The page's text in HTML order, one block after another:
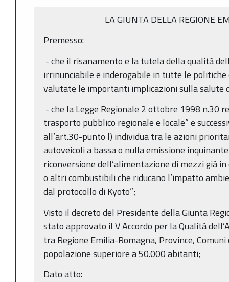
LA GIUNTA DELLA REGIONE
Premesso:
- che il risanamento e la tutela della qualità
irrinunciabile e inderogabile in tutte le politiche
valutate le importanti implicazioni sulla salute
- che la Legge Regionale 2 ottobre 1998 n.30
trasporto pubblico regionale e locale” e
all’art.30-punto l) individua tra le azioni
autoveicoli a bassa o nulla emissione
riconversione dell’alimentazione di mezzi già
o altri combustibili che riducano l’impatto
dal protocollo di Kyoto”;
Visto il decreto del Presidente della Giunta
stato approvato il V Accordo per la Qualità
tra Regione Emilia-Romagna, Province, Comuni
popolazione superiore a 50.000 abitanti;
Dato atto: